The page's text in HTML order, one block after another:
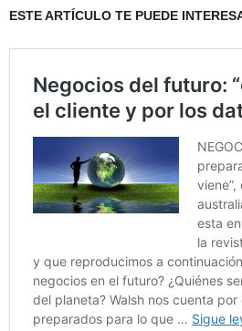
ESTE ARTÍCULO TE PUEDE